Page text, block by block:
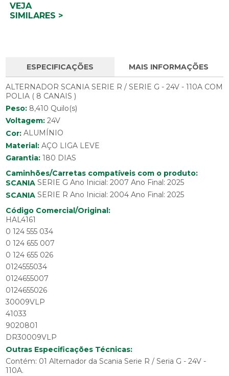
VEJA
SIMILARES >
ESPECIFICAÇÕES MAIS INFORMAÇÕES
ALTERNADOR SCANIA SERIE R / SERIE G - 24V - 110A COM
POLIA ( 8 CANAIS )
Peso: 8,410 Quilo(s)
Voltagem: 24V
Cor: ALUMÍNIO
Material: AÇO LIGA LEVE
Garantia: 180 DIAS
Caminhões/Carretas compatíveis com o produto:
SCANIA SERIE G Ano Inicial: 2007 Ano Final: 2025
SCANIA SERIE R Ano Inicial: 2004 Ano Final: 2025
Código Comercial/Original:
HAL4161
0 124 555 034
0 124 655 007
0 124 655 026
0124555034
0124655007
0124655026
30009VLP
41033
9020801
DR30009VLP
Outras Especificações Técnicas:
Contém: 01 Alternador da Scania Serie R / Seria G - 24V -
110A.